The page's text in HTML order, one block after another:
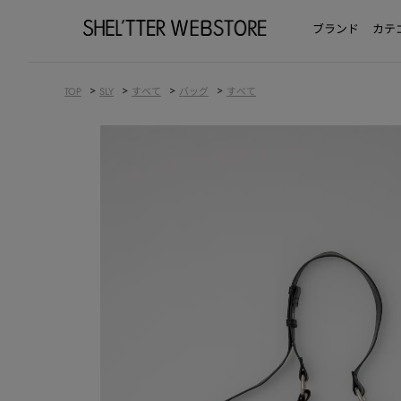
ブランド カテ
TOP > SLY > すべて > バッグ > すべて